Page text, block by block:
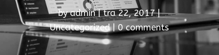
byadmin
tra 22, 2017
Uncategorized
0 comments